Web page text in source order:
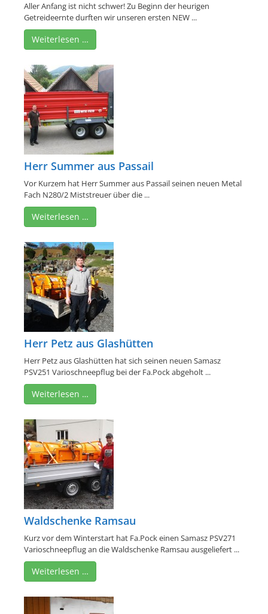
Aller Anfang ist nicht schwer! Zu Beginn der heurigen
Getreideernte durften wir unseren ersten NEW ...
Weiterlesen …
Herr Summer aus Passail
Vor Kurzem hat Herr Summer aus Passail seinen neuen Metal
Fach N280/2 Miststreuer über die ...
Weiterlesen …
Herr Petz aus Glashütten
Herr Petz aus Glashütten hat sich seinen neuen Samasz
PSV251 Varioschneepflug bei der Fa.Pock abgeholt ...
Weiterlesen …
Waldschenke Ramsau
Kurz vor dem Winterstart hat Fa.Pock einen Samasz PSV271
Varioschneepflug an die Waldschenke Ramsau ausgeliefert ...
Weiterlesen …